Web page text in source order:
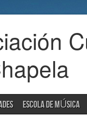
ESCOLA DE MÚSICA